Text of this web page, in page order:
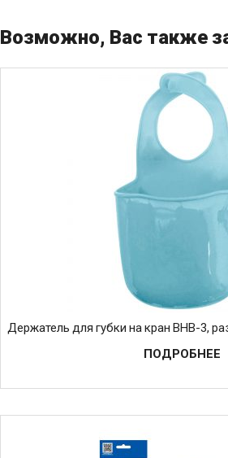
Возможно, Вас также
Держатель для губки на кран BHB-3,
ПОДРОБНЕЕ